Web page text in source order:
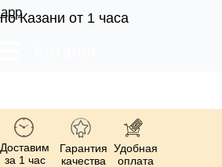
Казани от 1 часа
Доставим
за 1 час
Гарантия
качества
Удобная
оплата